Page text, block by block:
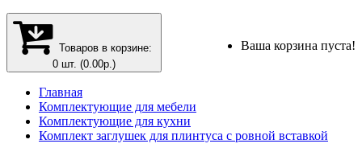
Товаров в корзине:
0 шт. (0.00р.)
Ваша корзина пуста!
Главная
Комплектующие для мебели
Комплектующие для кухни
Комплект заглушек для плинтуса с ровной вставкой